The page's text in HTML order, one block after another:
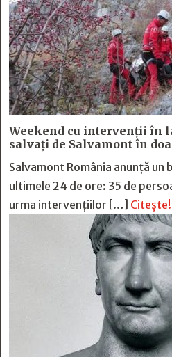
Weekend cu intervenții în
salvați de Salvamont în
Salvamont România anunță
ultimele 24 de ore: 35 de
urma intervențiilor […] Citește!